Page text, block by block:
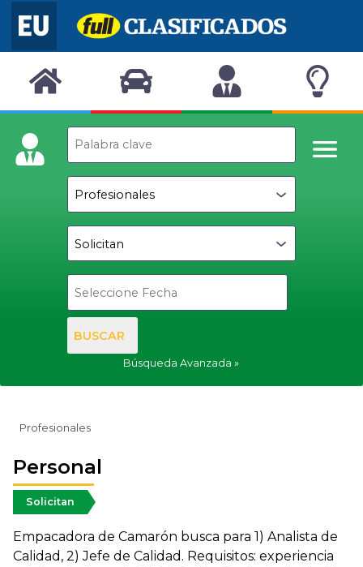
BUSCAR
Búsqueda Avanzada
Profesionales
Personal
Solicitan
Empacadora de Camarón busca para 1) Analista de
Calidad, 2) Jefe de Calidad. Requisitos: experiencia